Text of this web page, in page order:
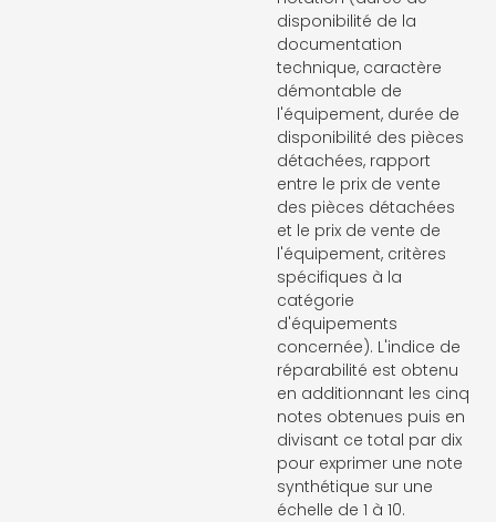
disponibilité de la
documentation
technique, caractère
démontable de
l'équipement, durée de
disponibilité des pièces
détachées, rapport
entre le prix de vente
des pièces détachées
et le prix de vente de
l'équipement, critères
spécifiques à la
catégorie
d'équipements
concernée). L'indice de
réparabilité est obtenu
en additionnant les cinq
notes obtenues puis en
divisant ce total par dix
pour exprimer une note
synthétique sur une
échelle de 1 à 10.